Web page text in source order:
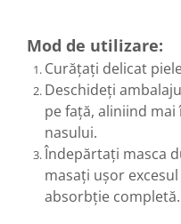
Sistemul muscular
Sistemul nervos
Sistemul osos si articulatii
Sistemul respirator
Slăbit
Spasme digestive
Mod de utilizare:
Curățați delicat
Deschideți
pe față, aliniind
nasului.
Îndepărtați masca
masați ușor
absorbție completă.